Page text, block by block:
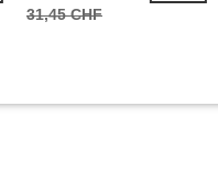
31,45 CHF